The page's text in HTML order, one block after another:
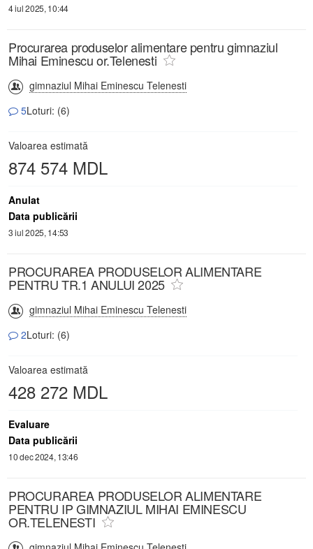
4 iul 2025, 10:44
Procurarea produselor alimentare pentru gimnaziul
Mihai Eminescu or.Telenesti
gimnaziul Mihai Eminescu Telenesti
5Loturi: (6)
Valoarea estimată
874 574 MDL
Anulat
Data publicării
3 iul 2025, 14:53
PROCURAREA PRODUSELOR ALIMENTARE
PENTRU TR.1 ANULUI 2025
gimnaziul Mihai Eminescu Telenesti
2Loturi: (6)
Valoarea estimată
428 272 MDL
Evaluare
Data publicării
10 dec 2024, 13:46
PROCURAREA PRODUSELOR ALIMENTARE
PENTRU IP GIMNAZIUL MIHAI EMINESCU
OR.TELENESTI